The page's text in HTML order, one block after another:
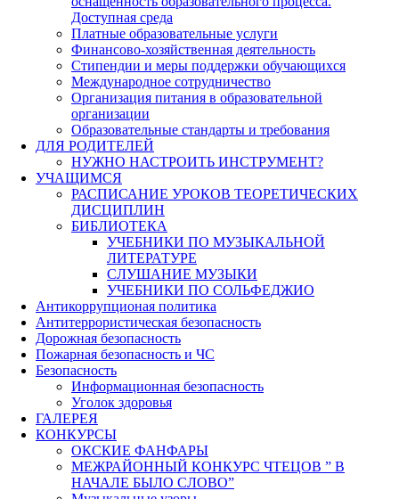
Доступная среда
Платные образовательные услуги
Финансово-хозяйственная деятельность
Стипендии и меры поддержки обучающихся
Международное сотрудничество
Организация питания в образовательной
организации
Образовательные стандарты и требования
ДЛЯ РОДИТЕЛЕЙ
НУЖНО НАСТРОИТЬ ИНСТРУМЕНТ?
УЧАЩИМСЯ
РАСПИСАНИЕ УРОКОВ ТЕОРЕТИЧЕСКИХ
ДИСЦИПЛИН
БИБЛИОТЕКА
УЧЕБНИКИ ПО МУЗЫКАЛЬНОЙ
ЛИТЕРАТУРЕ
СЛУШАНИЕ МУЗЫКИ
УЧЕБНИКИ ПО СОЛЬФЕДЖИО
Антикоррупционая политика
Антитеррористическая безопасность
Дорожная безопасность
Пожарная безопасность и ЧС
Безопасность
Информационная безопасность
Уголок здоровья
ГАЛЕРЕЯ
КОНКУРСЫ
ОКСКИЕ ФАНФАРЫ
МЕЖРАЙОННЫЙ КОНКУРС ЧТЕЦОВ ” В
НАЧАЛЕ БЫЛО СЛОВО”